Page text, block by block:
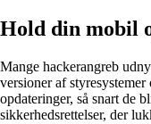
Hold din mobil
Mange hackerangreb
versioner af
opdateringer, så snart de
sikkerhedsrettelser, der